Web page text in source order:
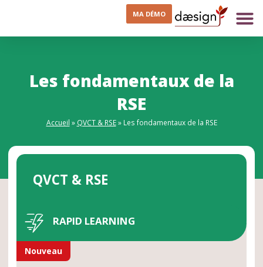
MA DÉMO
Les fondamentaux de la
RSE
Accueil » QVCT & RSE» Les fondamentaux de la RSE
QVCT & RSE
RAPID LEARNING
Nouveau